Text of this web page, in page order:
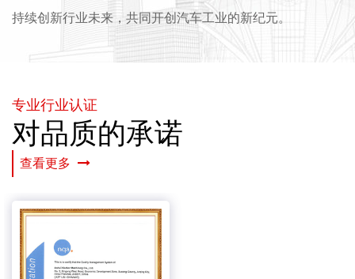
持续创新行业未来，共同开创汽车工业的新纪元。
专业行业认证
对品质的承诺
查看更多